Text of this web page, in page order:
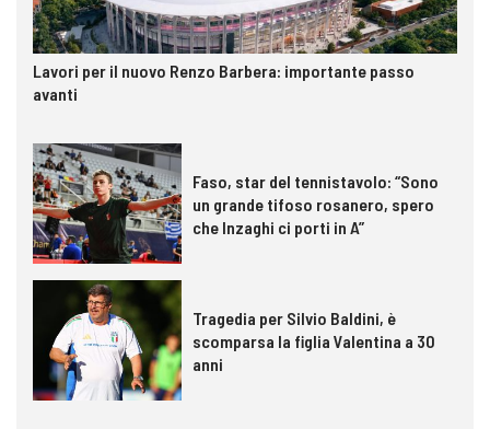
Lavori per il nuovo Renzo Barbera: importante passo
avanti
Faso, star del tennistavolo: “Sono
un grande tifoso rosanero, spero
che Inzaghi ci porti in A”
Tragedia per Silvio Baldini, è
scomparsa la figlia Valentina a 30
anni